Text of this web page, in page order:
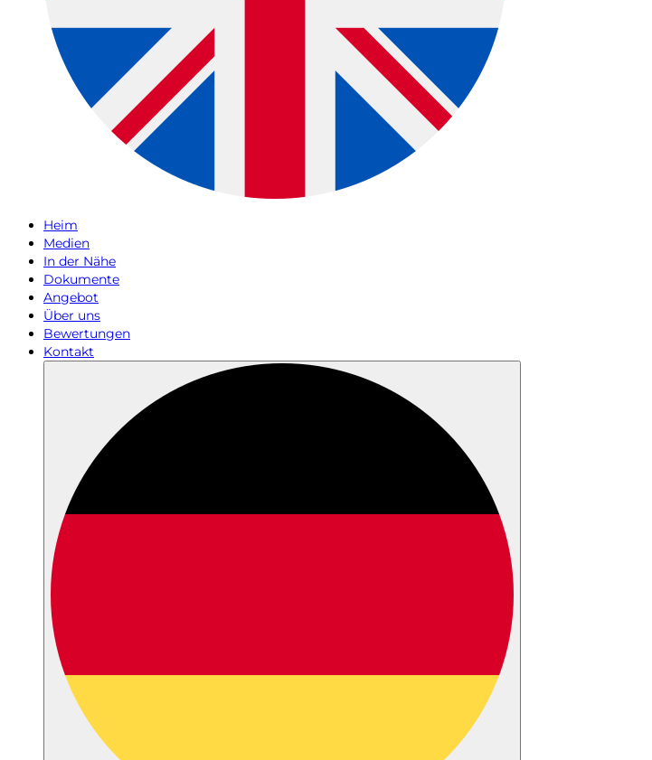
Heim
Medien
In der Nähe
Dokumente
Angebot
Über uns
Bewertungen
Kontakt